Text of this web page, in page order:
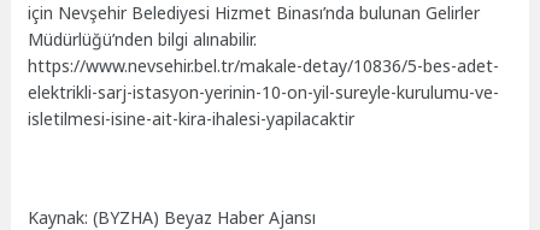
için Nevşehir Belediyesi Hizmet Binası’nda bulunan Gelirler
Müdürlüğü’nden bilgi alınabilir.
https://www.nevsehir.bel.tr/makale-detay/10836/5-bes-adet-
elektrikli-sarj-istasyon-yerinin-10-on-yil-sureyle-kurulumu-ve-
isletilmesi-isine-ait-kira-ihalesi-yapilacaktir
Kaynak: (BYZHA) Beyaz Haber Ajansı